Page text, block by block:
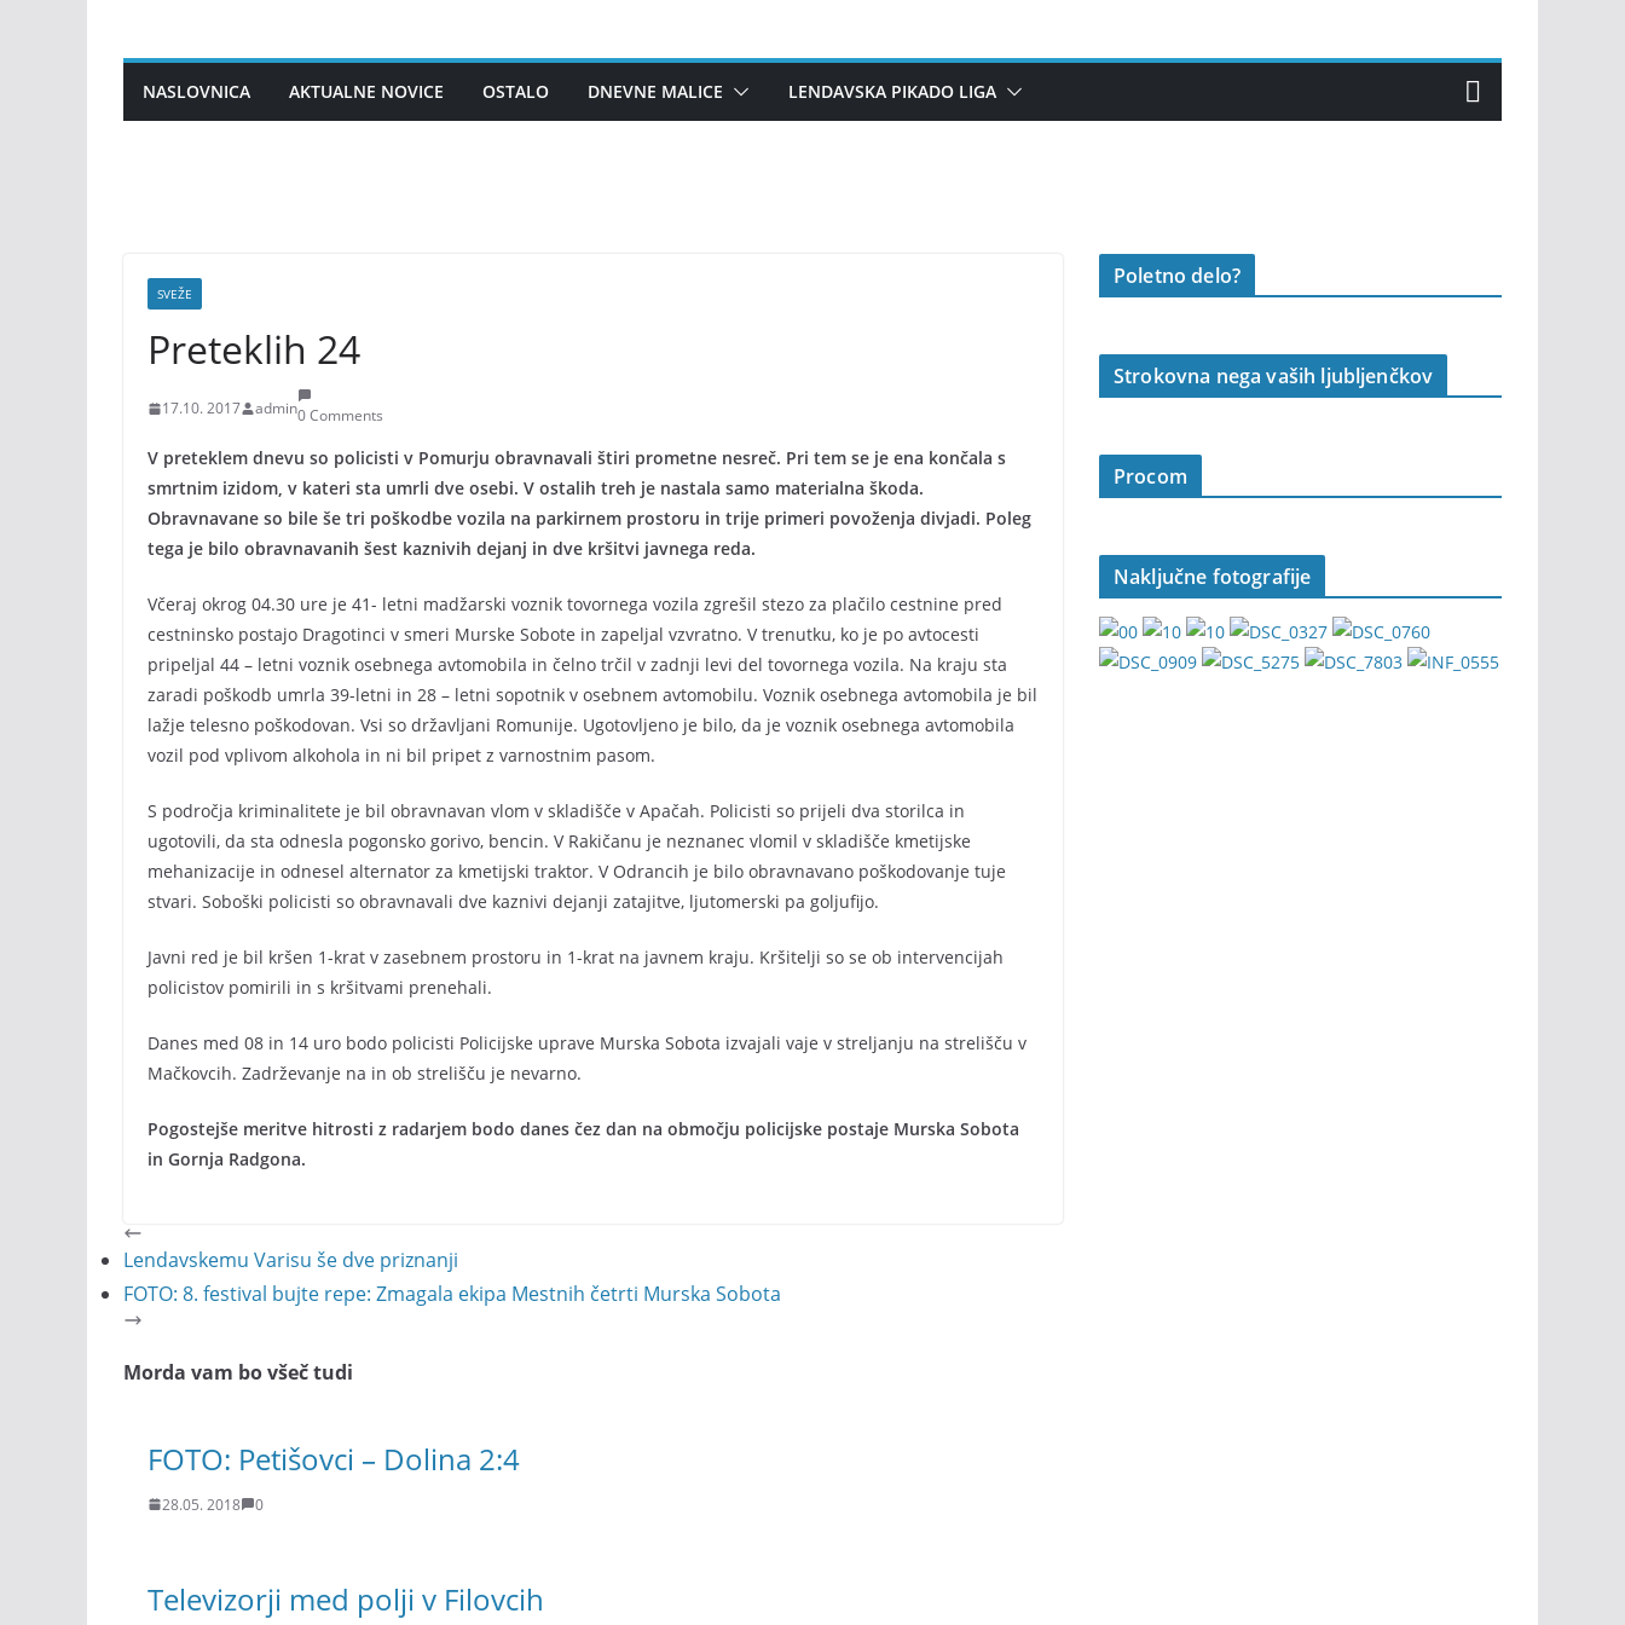
contentNASLOVNICA AKTUALNE NOVICE OSTALO DNEVNE MALICE LENDAVSKA PIKADO LIGA
SVEŽE
Preteklih 24
17.10. 2017 admin0 Comments
V preteklem dnevu so policisti v Pomurju obravnavali štiri prometne nesreč. Pri tem se je ena končala s
smrtnim izidom, v kateri sta umrli dve osebi. V ostalih treh je nastala samo materialna škoda.
Obravnavane so bile še tri poškodbe vozila na parkirnem prostoru in trije primeri povoženja divjadi. Poleg
tega je bilo obravnavanih šest kaznivih dejanj in dve kršitvi javnega reda.
Včeraj okrog 04.30 ure je 41- letni madžarski voznik tovornega vozila zgrešil stezo za plačilo cestnine pred
cestninsko postajo Dragotinci v smeri Murske Sobote in zapeljal vzvratno. V trenutku, ko je po avtocesti
pripeljal 44 – letni voznik osebnega avtomobila in čelno trčil v zadnji levi del tovornega vozila. Na kraju sta
zaradi poškodb umrla 39-letni in 28 – letni sopotnik v osebnem avtomobilu. Voznik osebnega avtomobila je bil
lažje telesno poškodovan. Vsi so državljani Romunije. Ugotovljeno je bilo, da je voznik osebnega avtomobila
vozil pod vplivom alkohola in ni bil pripet z varnostnim pasom.
S področja kriminalitete je bil obravnavan vlom v skladišče v Apačah. Policisti so prijeli dva storilca in
ugotovili, da sta odnesla pogonsko gorivo, bencin. V Rakičanu je neznanec vlomil v skladišče kmetijske
mehanizacije in odnesel alternator za kmetijski traktor. V Odrancih je bilo obravnavano poškodovanje tuje
stvari. Soboški policisti so obravnavali dve kaznivi dejanji zatajitve, ljutomerski pa goljufijo.
Javni red je bil kršen 1-krat v zasebnem prostoru in 1-krat na javnem kraju. Kršitelji so se ob intervencijah
policistov pomirili in s kršitvami prenehali.
Danes med 08 in 14 uro bodo policisti Policijske uprave Murska Sobota izvajali vaje v streljanju na strelišču v
Mačkovcih. Zadrževanje na in ob strelišču je nevarno.
Pogostejše meritve hitrosti z radarjem bodo danes čez dan na območju policijske postaje Murska Sobota
in Gornja Radgona.
Lendavskemu Varisu še dve priznanji
FOTO: 8. festival bujte repe: Zmagala ekipa Mestnih četrti Murska Sobota
Morda vam bo všeč tudi
FOTO: Petišovci – Dolina 2:4
28.05. 2018 0
Televizorji med polji v Filovcih
Poletno delo?
Strokovna nega vaših ljubljenčkov
Procom
Naključne fotografije